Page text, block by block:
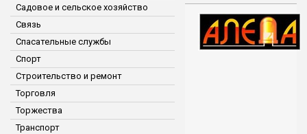
Садовое и сельское хозяйство
Связь
Спасательные службы
Спорт
Строительство и ремонт
Торговля
Торжества
Транспорт